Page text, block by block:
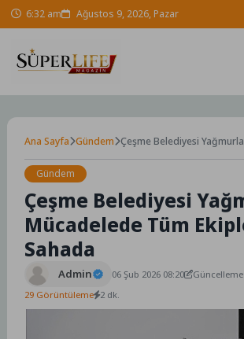
Skip 6:32 am Ağustos 9, 2026, Pazar
Ana Sayfa Gündem Çeşme Belediyesi
Gündem
Çeşme Belediyesi
Mücadelede Tüm
Sahada
Admin 06 Şub 2026 08:20
29 Görüntüleme 2 dk.